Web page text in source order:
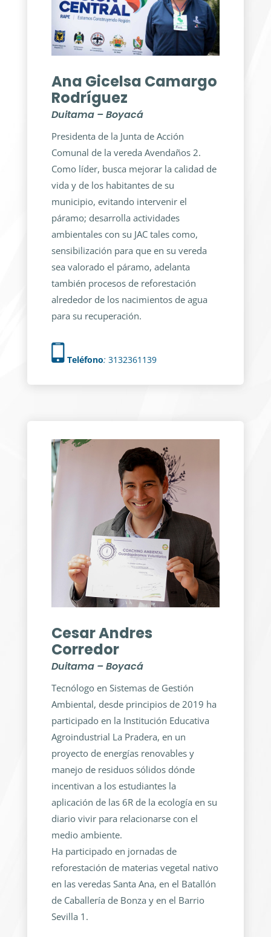
Ana Gicelsa Camargo
Rodríguez
Duitama – Boyacá
Presidenta de la Junta de Acción
Comunal de la vereda Avendaños 2.
Como líder, busca mejorar la calidad de
vida y de los habitantes de su
municipio, evitando intervenir el
páramo; desarrolla actividades
ambientales con su JAC tales como,
sensibilización para que en su vereda
sea valorado el páramo, adelanta
también procesos de reforestación
alrededor de los nacimientos de agua
para su recuperación.
Teléfono: 3132361139
Cesar Andres
Corredor
Duitama – Boyacá
Tecnólogo en Sistemas de Gestión
Ambiental, desde principios de 2019 ha
participado en la Institución Educativa
Agroindustrial La Pradera, en un
proyecto de energías renovables y
manejo de residuos sólidos dónde
incentivan a los estudiantes la
aplicación de las 6R de la ecología en su
diario vivir para relacionarse con el
medio ambiente.
Ha participado en jornadas de
reforestación de materias vegetal nativo
en las veredas Santa Ana, en el Batallón
de Caballería de Bonza y en el Barrio
Sevilla 1.